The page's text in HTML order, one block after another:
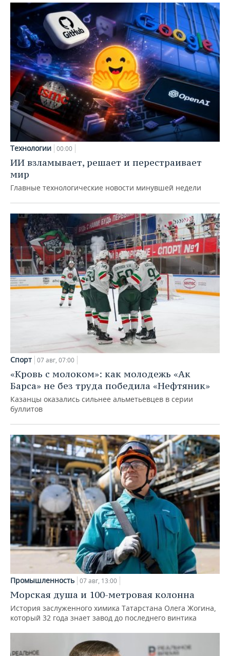
Технологии 00:00
ИИ взламывает, решает и перестраивает
мир
Главные технологические новости минувшей недели
Спорт 07 авг, 07:00
«Кровь с молоком»: как молодежь «Ак
Барса» не без труда победила «Нефтяник»
Казанцы оказались сильнее альметьевцев в серии
буллитов
Промышленность 07 авг, 13:00
Морская душа и 100-метровая колонна
История заслуженного химика Татарстана Олега Жогина,
который 32 года знает завод до последнего винтика